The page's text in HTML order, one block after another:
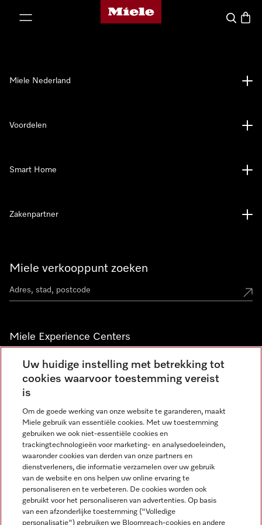
Homepage van Miele
Wat zoek
Miele verkooppunt zoeken
Miele Experience Centers
Vind jouw Miele Experience Center
Nieuwsbrief
Miele Nederland
Voordelen
Smart Home
Zakenpartner
Miele op Instagram
Miele op Facebook
Miele op Youtube
Uw huidige instelling met betrekking tot
cookies waarvoor toestemming vereist
is
Om de goede werking van onze website te garanderen, maakt
Miele gebruik van essentiële cookies. Met uw toestemming
gebruiken we ook niet-essentiële cookies en
trackingtechnologieën voor marketing- en analysedoeleinden,
waaronder cookies van derden van onze partners en
dienstverleners, die informatie verzamelen over uw gebruik
van de website en ons helpen uw online ervaring te
personaliseren en te verbeteren. De cookies worden ook
gebruikt voor het personaliseren van advertenties. Op basis
van een afzonderlijke toestemming ("Volledige
personalisatie") gebruiken we Bloomreach-cookies en andere